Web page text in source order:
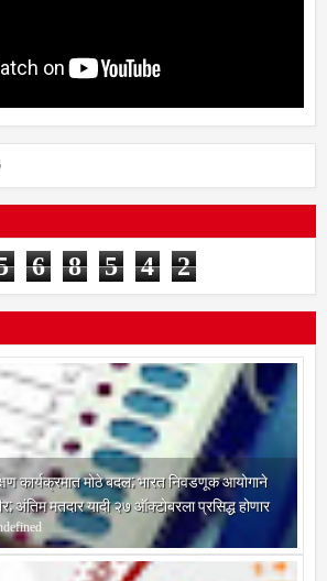
6 8 5 4 2
कार्यक्रमात मोठे बदल; भारत निवडणूक आयोगाने
अंतिम मतदार यादी २७ ऑक्टोबरला प्रसिद्ध होणार